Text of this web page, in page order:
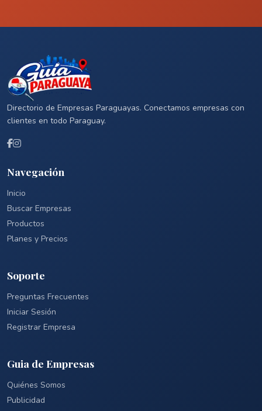
Directorio de Empresas Paraguayas. Conectamos empresas con
clientes en todo Paraguay.
Navegación
Inicio
Buscar Empresas
Productos
Planes y Precios
Soporte
Preguntas Frecuentes
Iniciar Sesión
Registrar Empresa
Guia de Empresas
Quiénes Somos
Publicidad